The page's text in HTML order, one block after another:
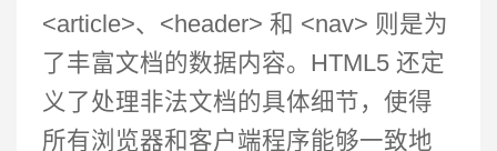
<article>、<header> 和 <nav> 则是为
了丰富文档的数据内容。HTML5 还定
义了处理非法文档的具体细节，使得
所有浏览器和客户端程序能够一致地